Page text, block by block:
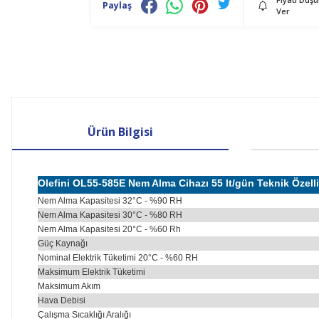
Paylaş
Ver
Ürün Bilgisi
Olefini OL55-585E Nem Alma Cihazı 55 lt/gün Teknik
Nem Alma Kapasitesi 32°C - %90 RH
Nem Alma Kapasitesi 30°C - %80 RH
Nem Alma Kapasitesi 20°C - %60 Rh
Güç Kaynağı
Nominal Elektrik Tüketimi 20°C - %60 RH
Maksimum Elektrik Tüketimi
Maksimum Akım
Hava Debisi
Çalışma Sıcaklığı Aralığı